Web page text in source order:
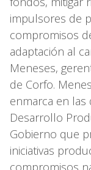
impulsores de
compromisos
adaptación al
Meneses,
de Corfo.
enmarca en las
Desarrollo
Gobierno que
iniciativas
compromisos